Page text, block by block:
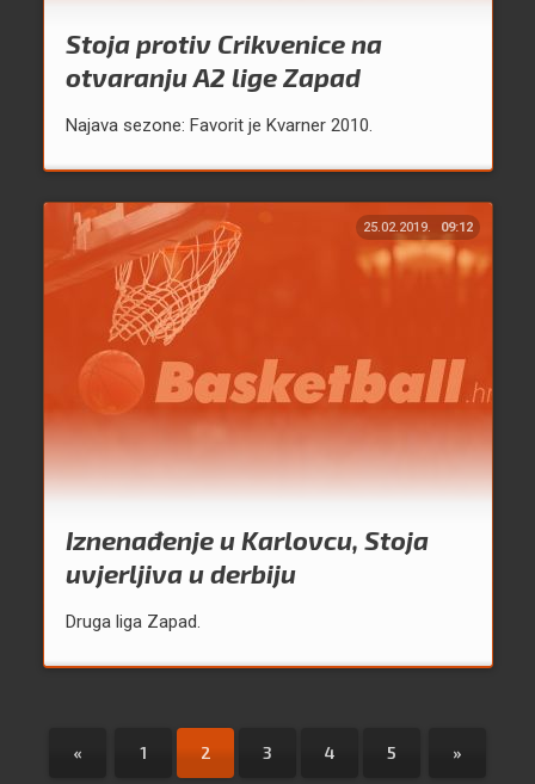
Stoja protiv Crikvenice na
otvaranju A2 lige Zapad
Najava sezone: Favorit je Kvarner 2010.
25.02.2019. 09:12
Iznenađenje u Karlovcu, Stoja
uvjerljiva u derbiju
Druga liga Zapad.
« 1 2 3 4 5 »